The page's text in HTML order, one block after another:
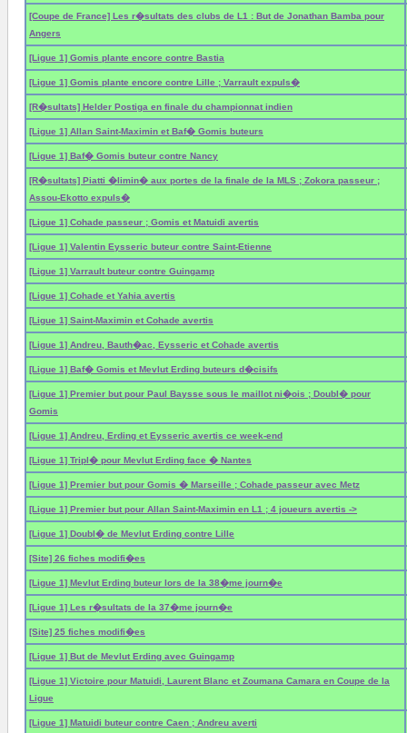
[Coupe de France] Les r�sultats des clubs de L1 : But de Jonathan Bamba pour
Angers
[Ligue 1] Gomis plante encore contre Bastia
[Ligue 1] Gomis plante encore contre Lille ; Varrault expuls�
[R�sultats] Helder Postiga en finale du championnat indien
[Ligue 1] Allan Saint-Maximin et Baf� Gomis buteurs
[Ligue 1] Baf� Gomis buteur contre Nancy
[R�sultats] Piatti �limin� aux portes de la finale de la MLS ; Zokora passeur ;
Assou-Ekotto expuls�
[Ligue 1] Cohade passeur ; Gomis et Matuidi avertis
[Ligue 1] Valentin Eysseric buteur contre Saint-Etienne
[Ligue 1] Varrault buteur contre Guingamp
[Ligue 1] Cohade et Yahia avertis
[Ligue 1] Saint-Maximin et Cohade avertis
[Ligue 1] Andreu, Bauth�ac, Eysseric et Cohade avertis
[Ligue 1] Baf� Gomis et Mevlut Erding buteurs d�cisifs
[Ligue 1] Premier but pour Paul Baysse sous le maillot ni�ois ; Doubl� pour
Gomis
[Ligue 1] Andreu, Erding et Eysseric avertis ce week-end
[Ligue 1] Tripl� pour Mevlut Erding face � Nantes
[Ligue 1] Premier but pour Gomis � Marseille ; Cohade passeur avec Metz
[Ligue 1] Premier but pour Allan Saint-Maximin en L1 ; 4 joueurs avertis ->
[Ligue 1] Doubl� de Mevlut Erding contre Lille
[Site] 26 fiches modifi�es
[Ligue 1] Mevlut Erding buteur lors de la 38�me journ�e
[Ligue 1] Les r�sultats de la 37�me journ�e
[Site] 25 fiches modifi�es
[Ligue 1] But de Mevlut Erding avec Guingamp
[Ligue 1] Victoire pour Matuidi, Laurent Blanc et Zoumana Camara en Coupe de la
Ligue
[Ligue 1] Matuidi buteur contre Caen ; Andreu averti